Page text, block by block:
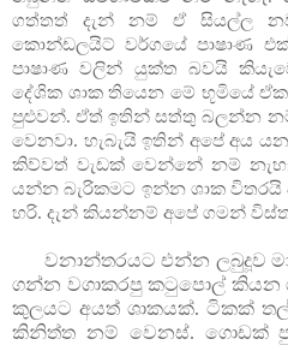
ගත්තත් දැන් නම් ඒ සියල්ල
කොන්ඩලයිට් වර්ගයේ පාෂාණ
පාෂාණ වලින් යුක්ත බවයි
දේශික ශාක තියෙන මේ භූමියේ
පුළුවන්. ඒත් ඉතින් සත්තු බලන්න
වෙනවා. හැබැයි ඉතින් අපේ අය
කිව්වත් වැඩක් වෙන්නේ නම්
යන්න බැරිකමට ඉන්න ශාක
හරි. දැන් කියන්නම් අපේ ගමන්
වනාන්තරයට එන්න ලබුදූව
ගන්න වගාකරපු කටුපොල් කියන
කුලයට අයත් ශාකයක්. ටිකක්
කිනිත්ත නම් වෙනස්. ගොඩක්